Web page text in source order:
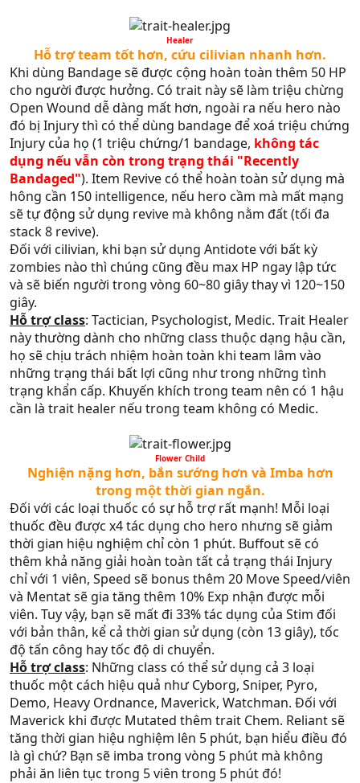
Healer​
Hỗ trợ team tốt hơn, cứu cilivian nhanh hơn.​
Khi dùng Bandage sẽ được cộng hoàn toàn thêm 50 HP
cho người được hưởng. Có trait này sẽ làm triệu chừng
Open Wound dễ dàng mất hơn, ngoài ra nếu hero nào
đó bị Injury thì có thể dùng bandage để xoá triệu chứng
Injury của họ (1 triệu chứng/1 bandage, không tác
dụng nếu vẫn còn trong trạng thái "Recently
Bandaged"). Item Revive có thể hoàn toàn sử dụng mà
hông cần 150 intelligence, nếu hero cầm mà mất mạng
sẽ tự động sử dụng revive mà không nằm đất (tối đa
stack 8 revive).
Đối với cilivian, khi bạn sử dụng Antidote với bất kỳ
zombies nào thì chúng cũng đều max HP ngay lập tức
và sẽ biến người trong vòng 60~80 giây thay vì 120~150
giây.
Hỗ trợ class: Tactician, Psychologist, Medic. Trait Healer
này thường dành cho những class thuộc dạng hậu cần,
họ sẽ chịu trách nhiệm hoàn toàn khi team lâm vào
những trạng thái bất lợi cũng như trong những tình
trạng khẩn cấp. Khuyến khích trong team nên có 1 hậu
cần là trait healer nếu trong team không có Medic.
Flower Child​
Nghiện nặng hơn, bắn sướng hơn và Imba hơn
trong một thời gian ngắn.​
Đối với các loại thuốc có sự hỗ trợ rất mạnh! Mỗi loại
thuốc đều được x4 tác dụng cho hero nhưng sẽ giảm
thời gian hiệu nghiệm chỉ còn 1 phút. Buffout sẽ có
thêm khả năng giải hoàn toàn tất cả trạng thái Injury
chỉ với 1 viên, Speed sẽ bonus thêm 20 Move Speed/viên
và Mentat sẽ gia tăng thêm 10% Exp nhận được mỗi
viên. Tuy vậy, bạn sẽ mất đi 33% tác dụng của Stim đối
với bản thân, kể cả thời gian sử dụng (còn 13 giây), tốc
độ tấn công hay tốc độ di chuyển.
Hỗ trợ class: Những class có thể sử dụng cả 3 loại
thuốc một cách hiệu quả như Cyborg, Sniper, Pyro,
Demo, Heavy Ordnance, Maverick, Watchman. Đối với
Maverick khi được Mutated thêm trait Chem. Reliant sẽ
tăng thời gian hiệu nghiệm lên 5 phút, bạn hiểu điều đó
là gì chứ? Bạn sẽ imba trong vòng 5 phút mà không
phải ăn liên tục trong 5 viên trong 5 phút đó!